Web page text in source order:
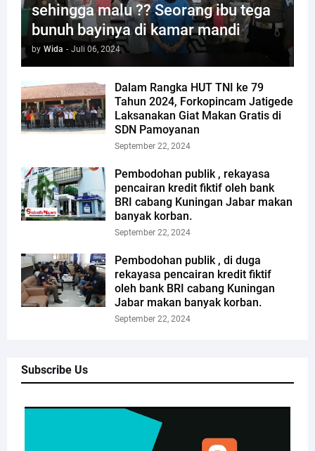
sehingga malu ?? Seorang ibu tega
bunuh bayinya di kamar mandi
by Wida - Juli 06, 2024
Dalam Rangka HUT TNI ke 79
Tahun 2024, Forkopincam Jatigede
Laksanakan Giat Makan Gratis di
SDN Pamoyanan
September 22, 2024
Pembodohan publik , rekayasa
pencairan kredit fiktif oleh bank
BRI cabang Kuningan Jabar makan
banyak korban.
September 22, 2024
Pembodohan publik , di duga
rekayasa pencairan kredit fiktif
oleh bank BRI cabang Kuningan
Jabar makan banyak korban.
September 22, 2024
Subscribe Us